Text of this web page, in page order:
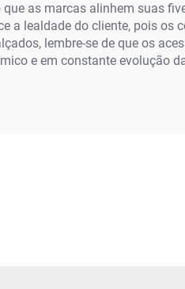
as marcas alinhem suas
a lealdade do cliente, pois os
lembre-se de que os
e em constante evolução